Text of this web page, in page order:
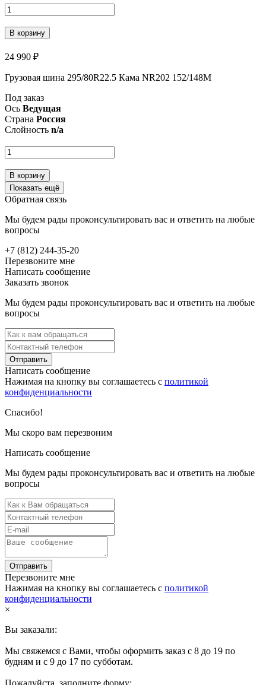
В корзину
24 990 ₽
Грузовая шина 295/80R22.5 Кама NR202 152/148M
Под заказ
Ось Ведущая
Страна Россия
Слойность n/a
В корзину
Показать ещё
Обратная связь
Мы будем рады проконсультировать вас и ответить на любые
вопросы
+7 (812) 244-35-20
Перезвоните мне
Написать сообщение
Заказать звонок
Мы будем рады проконсультировать вас и ответить на любые
вопросы
Отправить
Написать сообщение
Нажимая на кнопку вы соглашаетесь с политикой
конфиденциальности
Спасибо!
Мы скоро вам перезвоним
Написать сообщение
Мы будем рады проконсультировать вас и ответить на любые
вопросы
Отправить
Перезвоните мне
Нажимая на кнопку вы соглашаетесь с политикой
конфиденциальности
×
Вы заказали:
Мы свяжемся с Вами, чтобы оформить заказ с 8 до 19 по
будням и с 9 до 17 по субботам.
Пожалуйста, заполните форму: